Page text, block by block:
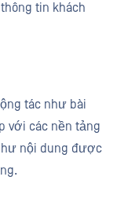
tin khách
tác như bài
với các nền tảng
nội dung được